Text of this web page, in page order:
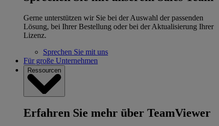
Gerne unterstützen wir Sie bei der Auswahl der passenden
Lösung, bei Ihrer Bestellung oder bei der Aktualisierung Ihrer
Lizenz.
Sprechen Sie mit uns
Für große Unternehmen
Ressourcen
Erfahren Sie mehr über TeamViewer